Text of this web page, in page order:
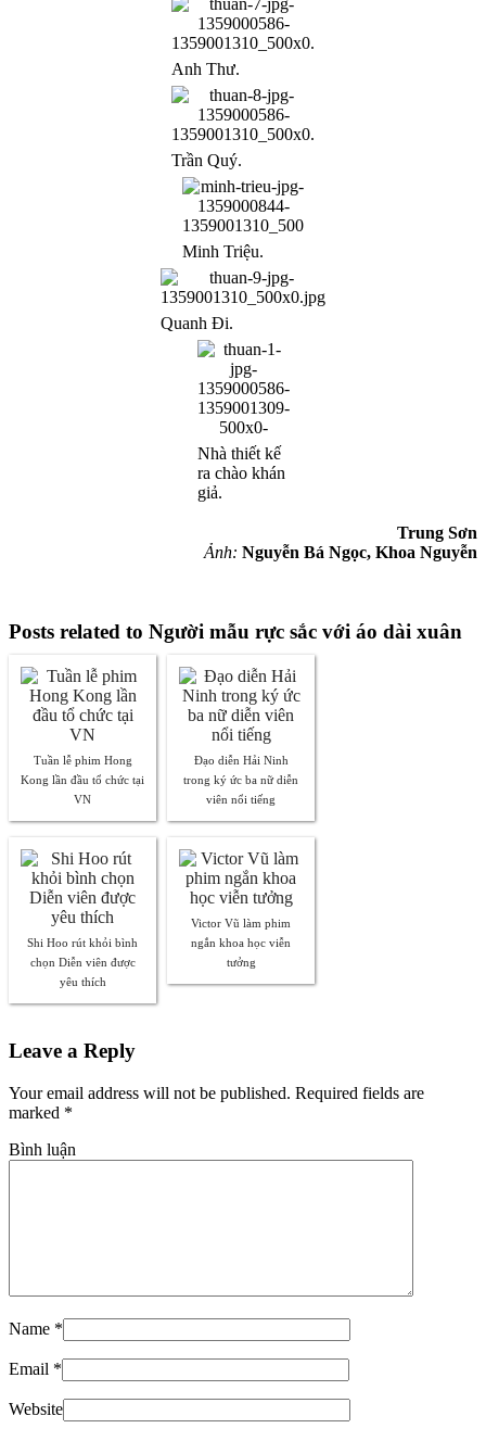
Anh Thư.
Trần Quý.
Minh Triệu.
Quanh Đi.
Nhà thiết kế
ra chào khán
giả.
Trung Sơn
Ảnh: Nguyễn Bá Ngọc, Khoa Nguyễn
Posts related to Người mẫu rực sắc với áo dài xuân
Tuần lễ phim Hong
Kong lần đầu tổ chức tại
VN
Đạo diễn Hải Ninh
trong ký ức ba nữ diễn
viên nổi tiếng
Shi Hoo rút khỏi bình
chọn Diễn viên được
yêu thích
Victor Vũ làm phim
ngắn khoa học viễn
tưởng
Leave a Reply
Your email address will not be published. Required fields are
marked *
Bình luận
Name *
Email *
Website